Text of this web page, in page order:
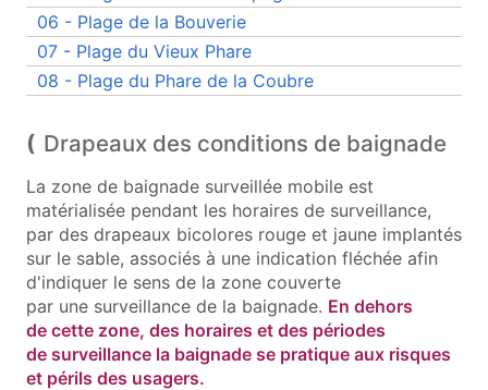
06 - Plage de la Bouverie
07 - Plage du Vieux Phare
08 - Plage du Phare de la Coubre
Drapeaux des conditions de baignade
La zone de baignade surveillée mobile est
matérialisée pendant les horaires de surveillance,
par des drapeaux bicolores rouge et jaune implantés
sur le sable, associés à une indication fléchée afin
d'indiquer le sens de la zone couverte
par une surveillance de la baignade. En dehors
de cette zone, des horaires et des périodes
de surveillance la baignade se pratique aux risques
et périls des usagers.